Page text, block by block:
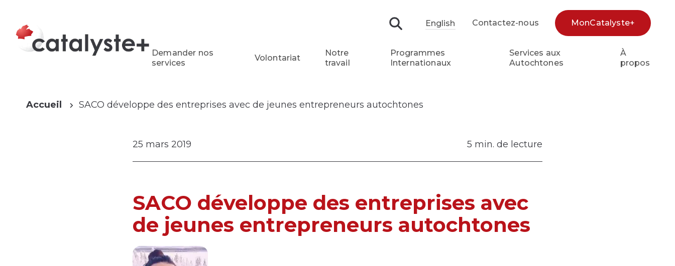
Recherche
English Contactez-nous MonCatalyste+
Demander nos
services
Volontariat
Notre
travail
Programmes
Internationaux
Services aux
Autochtones
À
propos
Accueil SACO développe des entreprises avec de jeunes entrepreneurs autochtones
25 mars 2019 5 min. de lecture
SACO développe des entreprises avec
de jeunes entrepreneurs autochtones